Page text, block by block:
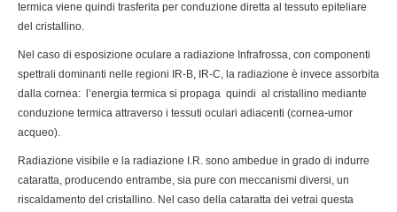
termica viene quindi trasferita per conduzione diretta al tessuto epiteliare
del cristallino.
Nel caso di esposizione oculare a radiazione Infrafrossa, con componenti
spettrali dominanti nelle regioni IR-B, IR-C, la radiazione è invece assorbita
dalla cornea: l’energia termica si propaga quindi al cristallino mediante
conduzione termica attraverso i tessuti oculari adiacenti (cornea-umor
acqueo).
Radiazione visibile e la radiazione I.R. sono ambedue in grado di indurre
cataratta, producendo entrambe, sia pure con meccanismi diversi, un
riscaldamento del cristallino. Nel caso della cataratta dei vetrai questa